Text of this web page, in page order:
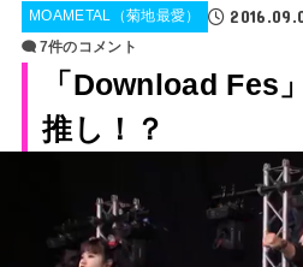
MOAMETAL（菊地最愛）
7件のコメント
「Download Fes
推し！？